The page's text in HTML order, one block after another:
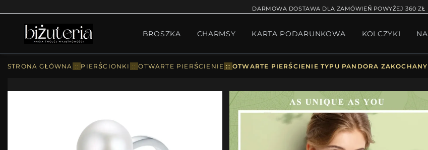
DARMOWA DOSTAWA DLA ZAMÓWIEŃ POWYŻEJ 360 ZŁ
GORĄCA SPRZEDAŻ BRANSOLETKA NA NOGĘ
BROSZKA CHARMSY KARTA PODARUNKOWA KOLCZYKI
STRONA GŁÓWNA :: PIERŚCIONKI ::OTWARTE PIERŚCIENIE ::OTWARTE PIERŚCIENIE TYPU PANDORA